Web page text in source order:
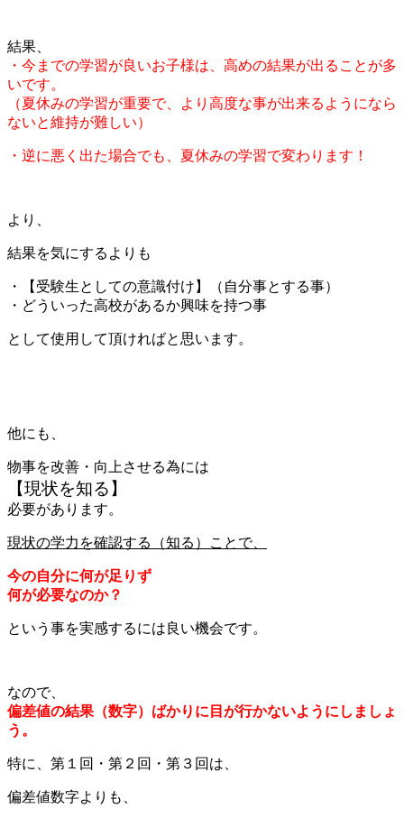
結果、
・今までの学習が良いお子様は、高めの結果が出ることが多
いです。
（夏休みの学習が重要で、より高度な事が出来るようになら
ないと維持が難しい）
・逆に悪く出た場合でも、夏休みの学習で変わります！
より、
結果を気にするよりも
・【受験生としての意識付け】（自分事とする事）
・どういった高校があるか興味を持つ事
として使用して頂ければと思います。
他にも、
物事を改善・向上させる為には
【現状を知る】
必要があります。
現状の学力を確認する（知る）ことで、
今の自分に何が足りず
何が必要なのか？
という事を実感するには良い機会です。
なので、
偏差値の結果（数字）ばかりに目が行かないようにしましょ
う。
特に、第１回・第２回・第３回は、
偏差値数字よりも、